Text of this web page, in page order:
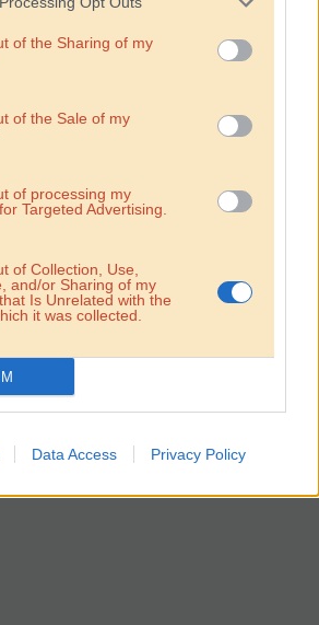
of the Sharing of my
of the Sale of my
of processing my
Targeted Advertising.
of Collection, Use,
and/or Sharing of my
Is Unrelated with the
it was collected.
Data Access Privacy Policy
egyre csak növekszik! Magyarországon
Szófiában és Lisszabonban is vannak